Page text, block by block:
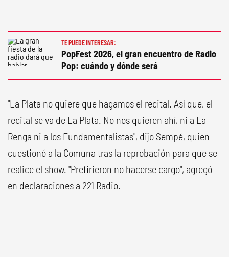
TE PUEDE INTERESAR:
PopFest 2026, el gran encuentro de Radio
Pop: cuándo y dónde será
"La Plata no quiere que hagamos el recital. Así que, el
recital se va de La Plata. No nos quieren ahí, ni a La
Renga ni a los Fundamentalistas", dijo Sempé, quien
cuestionó a la Comuna tras la reprobación para que se
realice el show. "Prefirieron no hacerse cargo", agregó
en declaraciones a 221 Radio.